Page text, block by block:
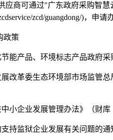
应商可通过"广东政府采购智慧
zcd/guangdong/)，申请
政策
能产品、环境标志产品政府
改革委生态环境部市场监管
小企业发展管理办法》（财库
持监狱企业发展有关问题的通